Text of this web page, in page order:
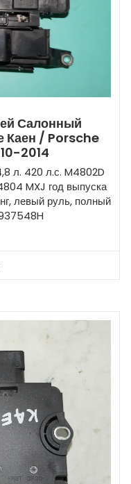
Салонный
Каен / Porsche
2014
л. 420 л.с. M4802D
MXJ год выпуска
левый руль, полный